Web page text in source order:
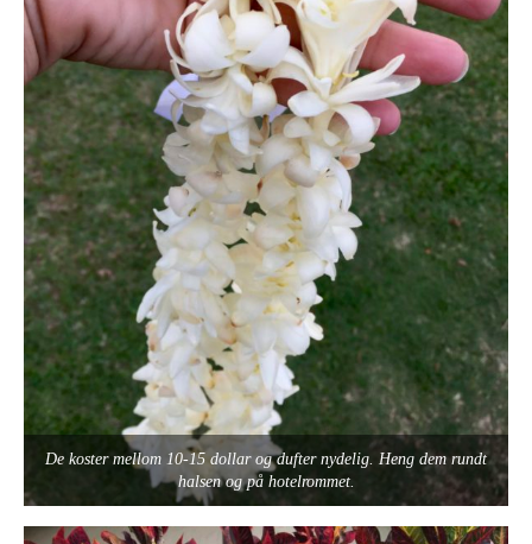
De koster mellom 10-15 dollar og dufter nydelig. Heng dem rundt
halsen og på hotelrommet.